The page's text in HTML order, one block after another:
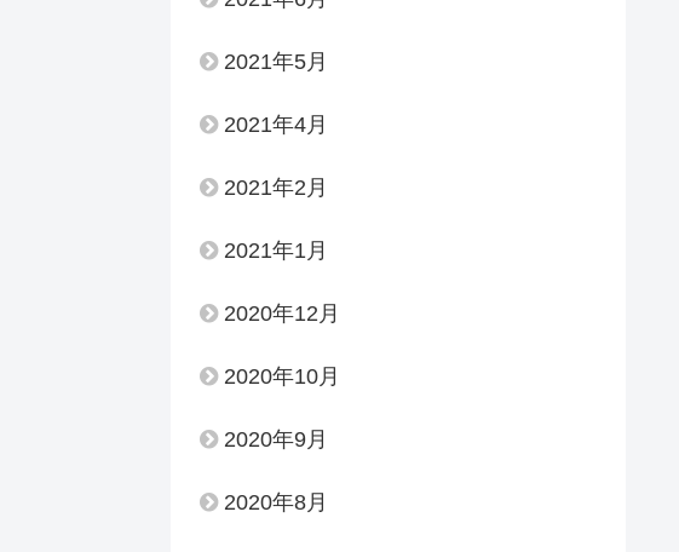
2021年5月
2021年4月
2021年2月
2021年1月
2020年12月
2020年10月
2020年9月
2020年8月